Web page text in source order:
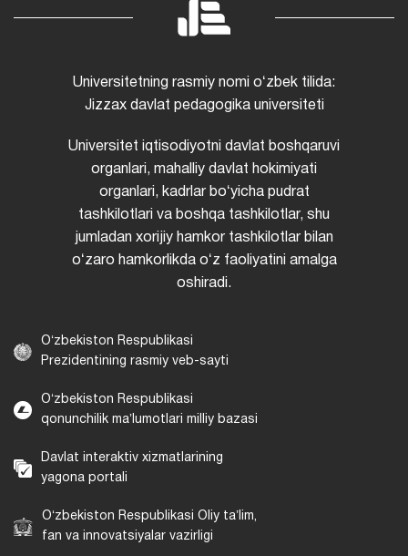
Universitetning rasmiy nomi oʻzbek tilida:
Jizzax davlat pedagogika universiteti
Universitet iqtisodiyotni davlat boshqaruvi
organlari, mahalliy davlat hokimiyati
organlari, kadrlar boʻyicha pudrat
tashkilotlari va boshqa tashkilotlar, shu
jumladan xorijiy hamkor tashkilotlar bilan
oʻzaro hamkorlikda oʻz faoliyatini amalga
oshiradi.
Oʻzbekiston Respublikasi
Prezidentining rasmiy veb-sayti
Oʻzbekiston Respublikasi
qonunchilik maʼlumotlari milliy bazasi
Davlat interaktiv xizmatlarining
yagona portali
Oʻzbekiston Respublikasi Oliy taʼlim,
fan va innovatsiyalar vazirligi